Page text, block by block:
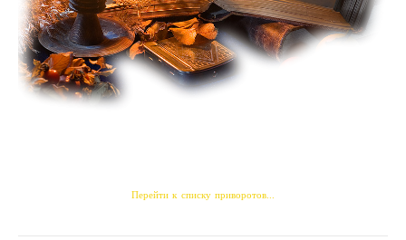
Перейти к списку приворотов...